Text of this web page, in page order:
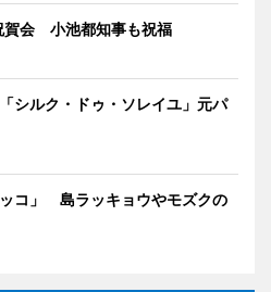
賀会 小池都知事も祝福
シルク・ドゥ・ソレイユ」元パ
コ」 島ラッキョウやモズクの